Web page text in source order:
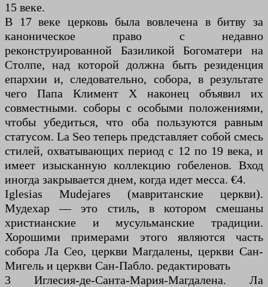
15 веке.
В 17 веке церковь была вовлечена в битву за
каноническое право с недавно
реконструированной Базиликой Богоматери на
Столпе, над которой должна быть резиденция
епархии и, следовательно, собора, в результате
чего Папа Климент X наконец объявил их
совместными. соборы с особыми положениями,
чтобы убедиться, что оба пользуются равным
статусом. La Seo теперь представляет собой смесь
стилей, охватывающих период с 12 по 19 века, и
имеет изысканную коллекцию гобеленов. Вход
иногда закрывается днем, когда идет месса. €4.
Iglesias Mudejares (мавританские церкви).
Мудехар — это стиль, в котором смешаны
христианские и мусульманские традиции.
Хорошими примерами этого являются часть
собора Ла Сео, церкви Магдалены, церкви Сан-
Мигель и церкви Сан-Пабло. редактировать
3 Иглесия-де-Санта-Мария-Магдалена. Ла